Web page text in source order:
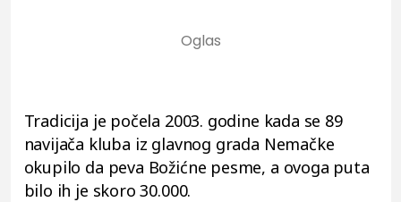
Tradicija je počela 2003. godine kada se 89
navijača kluba iz glavnog grada Nemačke
okupilo da peva Božićne pesme, a ovoga puta
bilo ih je skoro 30.000.